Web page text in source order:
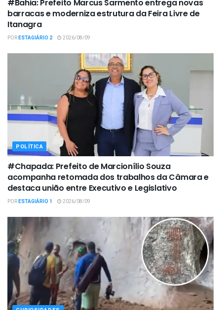
#Bahia: Prefeito Marcus Sarmento entrega novas
barracas e moderniza estrutura da Feira Livre de
Itanagra
PORESTAGIÁRIO 2 2026/08/09
POLÍTICA
#Chapada: Prefeito de Marcionílio Souza
acompanha retomada dos trabalhos da Câmara e
destaca união entre Executivo e Legislativo
PORESTAGIÁRIO 1 2026/08/09